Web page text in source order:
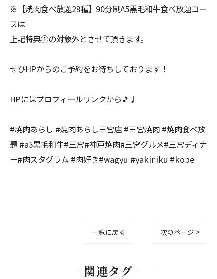
※【焼肉食べ放題28種】90分制A5黒毛和牛食べ放題コー
スは
上記特典①の対象外とさせて頂きます。
ぜひHPからのご予約をお待ちしております！
HPにはプロフィールリンクから🎵♩
#焼肉あらし #焼肉あらし三宮店 #三宮焼肉 #焼肉食べ放
題 #a5黒毛和牛#三宮#神戸焼肉#三宮グルメ#三宮ディナ
ー#肉スタグラム #肉好き#wagyu #yakiniku #kobe
一覧に戻る 次のページ >
関連タグ